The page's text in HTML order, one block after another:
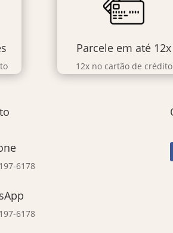
Parcele em até 12x
12x no cartão de crédito
6178
6178